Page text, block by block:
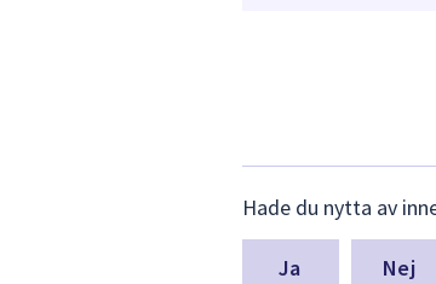
synpunkter
för
denna
Hade du nytta av
Nej